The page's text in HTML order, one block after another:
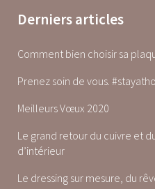
Derniers articles
Comment bien choisir sa
Prenez soin de vous.
Meilleurs Vœux 2020
Le grand retour du cuivre et
d’intérieur
Le dressing sur mesure, du